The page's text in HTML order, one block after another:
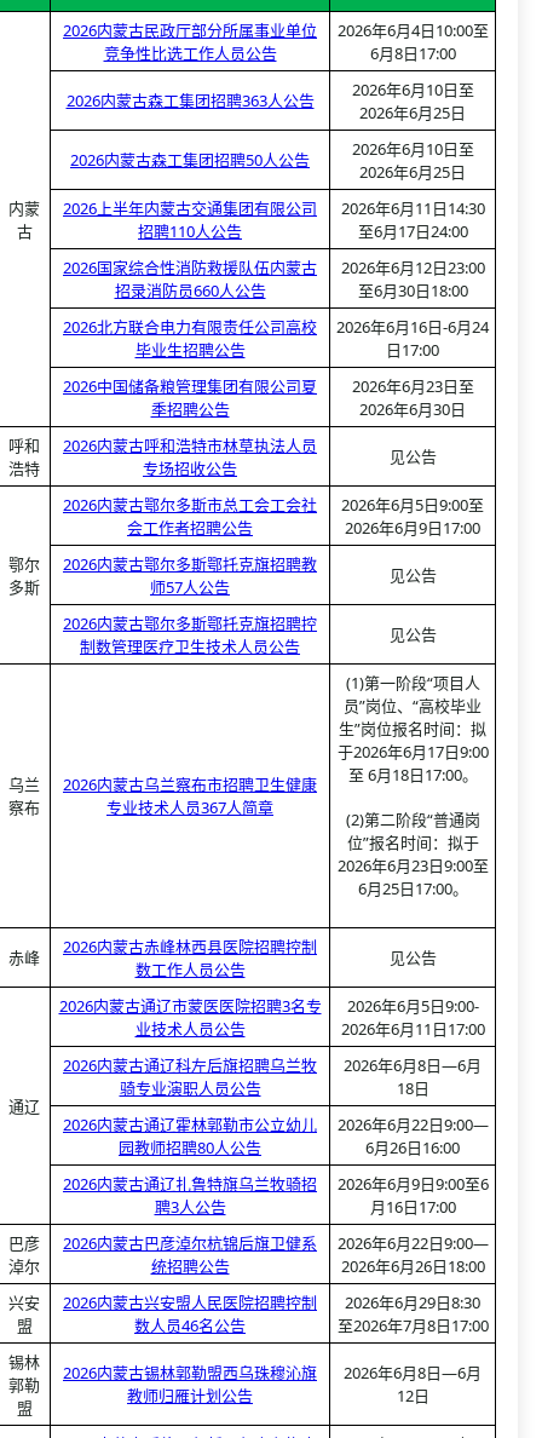
内蒙
古
2026内蒙古民政厅部分所属事业单位
竞争性比选工作人员公告
2026年6月4日10:00至
6月8日17:00
2026内蒙古森工集团招聘363人公告
2026年6月10日至
2026年6月25日
2026内蒙古森工集团招聘50人公告
2026年6月10日至
2026年6月25日
2026上半年内蒙古交通集团有限公司
招聘110人公告
2026年6月11日14:30
至6月17日24:00
2026国家综合性消防救援队伍内蒙古
招录消防员660人公告
2026年6月12日23:00
至6月30日18:00
2026北方联合电力有限责任公司高校
毕业生招聘公告
2026年6月16日-6月24
日17:00
2026中国储备粮管理集团有限公司夏
季招聘公告
2026年6月23日至
2026年6月30日
呼和
浩特
2026内蒙古呼和浩特市林草执法人员
专场招收公告
见公告
鄂尔
多斯
2026内蒙古鄂尔多斯市总工会工会社
会工作者招聘公告
2026年6月5日9:00至
2026年6月9日17:00
2026内蒙古鄂尔多斯鄂托克旗招聘教
师57人公告
见公告
2026内蒙古鄂尔多斯鄂托克旗招聘控
制数管理医疗卫生技术人员公告
见公告
乌兰
察布
2026内蒙古乌兰察布市招聘卫生健康
专业技术人员367人简章
(1)第一阶段“项目人
员”岗位、“高校毕业
生”岗位报名时间：拟
于2026年6月17日9:00
至 6月18日17:00。
(2)第二阶段“普通岗
位”报名时间：拟于
2026年6月23日9:00至
6月25日17:00。
赤峰
2026内蒙古赤峰林西县医院招聘控制
数工作人员公告
见公告
通辽
2026内蒙古通辽市蒙医医院招聘3名专
业技术人员公告
2026年6月5日9:00-
2026年6月11日17:00
2026内蒙古通辽科左后旗招聘乌兰牧
骑专业演职人员公告
2026年6月8日—6月
18日
2026内蒙古通辽霍林郭勒市公立幼儿
园教师招聘80人公告
2026年6月22日9:00—
6月26日16:00
2026内蒙古通辽扎鲁特旗乌兰牧骑招
聘3人公告
2026年6月9日9:00至6
月16日17:00
巴彦
淖尔
2026内蒙古巴彦淖尔杭锦后旗卫健系
统招聘公告
2026年6月22日9:00—
2026年6月26日18:00
兴安
盟
2026内蒙古兴安盟人民医院招聘控制
数人员46名公告
2026年6月29日8:30
至2026年7月8日17:00
锡林
郭勒
盟
2026内蒙古锡林郭勒盟西乌珠穆沁旗
教师归雁计划公告
2026年6月8日—6月
12日